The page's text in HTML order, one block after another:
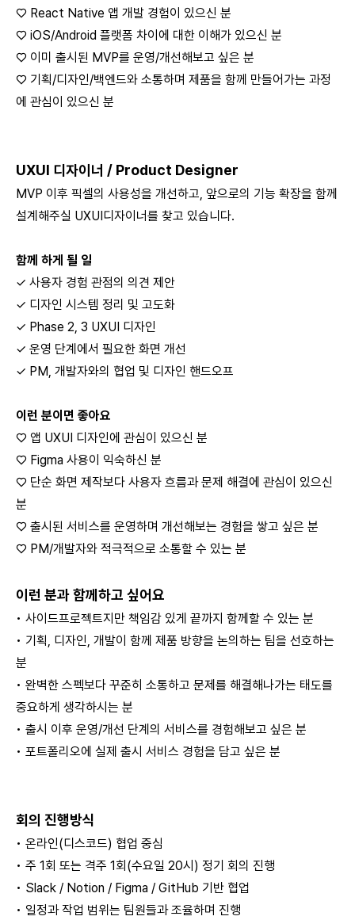
♡ React Native 앱 개발 경험이 있으신 분
♡ iOS/Android 플랫폼 차이에 대한 이해가 있으신 분
♡ 이미 출시된 MVP를 운영/개선해보고 싶은 분
♡ 기획/디자인/백엔드와 소통하며 제품을 함께 만들어가는 과정
에 관심이 있으신 분
UXUI 디자이너 / Product Designer
MVP 이후 픽셀의 사용성을 개선하고, 앞으로의 기능 확장을 함께
설계해주실 UXUI디자이너를 찾고 있습니다.
함께 하게 될 일
✓ 사용자 경험 관점의 의견 제안
✓ 디자인 시스템 정리 및 고도화
✓ Phase 2, 3 UXUI 디자인
✓ 운영 단계에서 필요한 화면 개선
✓ PM, 개발자와의 협업 및 디자인 핸드오프
이런 분이면 좋아요
♡ 앱 UXUI 디자인에 관심이 있으신 분
♡ Figma 사용이 익숙하신 분
♡ 단순 화면 제작보다 사용자 흐름과 문제 해결에 관심이 있으신
분
♡ 출시된 서비스를 운영하며 개선해보는 경험을 쌓고 싶은 분
♡ PM/개발자와 적극적으로 소통할 수 있는 분
이런 분과 함께하고 싶어요
• 사이드프로젝트지만 책임감 있게 끝까지 함께할 수 있는 분
• 기획, 디자인, 개발이 함께 제품 방향을 논의하는 팀을 선호하는
분
• 완벽한 스펙보다 꾸준히 소통하고 문제를 해결해나가는 태도를
중요하게 생각하시는 분
• 출시 이후 운영/개선 단계의 서비스를 경험해보고 싶은 분
• 포트폴리오에 실제 출시 서비스 경험을 담고 싶은 분
회의 진행방식
• 온라인(디스코드) 협업 중심
• 주 1회 또는 격주 1회(수요일 20시) 정기 회의 진행
• Slack / Notion / Figma / GitHub 기반 협업
• 일정과 작업 범위는 팀원들과 조율하며 진행